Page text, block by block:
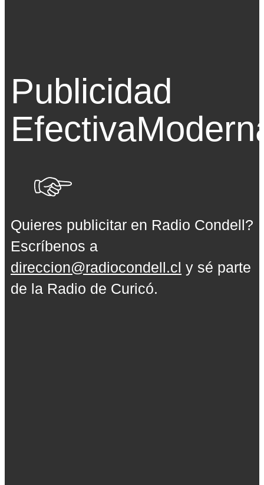
Publicidad
Efectiva
Quieres publicitar en Radio Condell?
Escríbenos a
direccion@radiocondell.cl y sé parte
de la Radio de Curicó.